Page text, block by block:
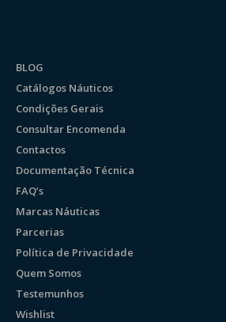
BLOG
Catálogos Náuticos
Condições Gerais
Consultar Encomenda
Contactos
Documentação Técnica
FAQ’s
Marcas Náuticas
Parcerias
Política de Privacidade
Quem Somos
Testemunhos
Wishlist